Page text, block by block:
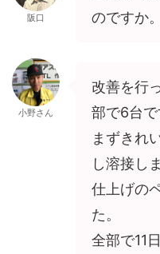
阪口
のですか。
小野さん
改善を行
部で6台で
まずきれ
し溶接し
仕上げの
た。
全部で11